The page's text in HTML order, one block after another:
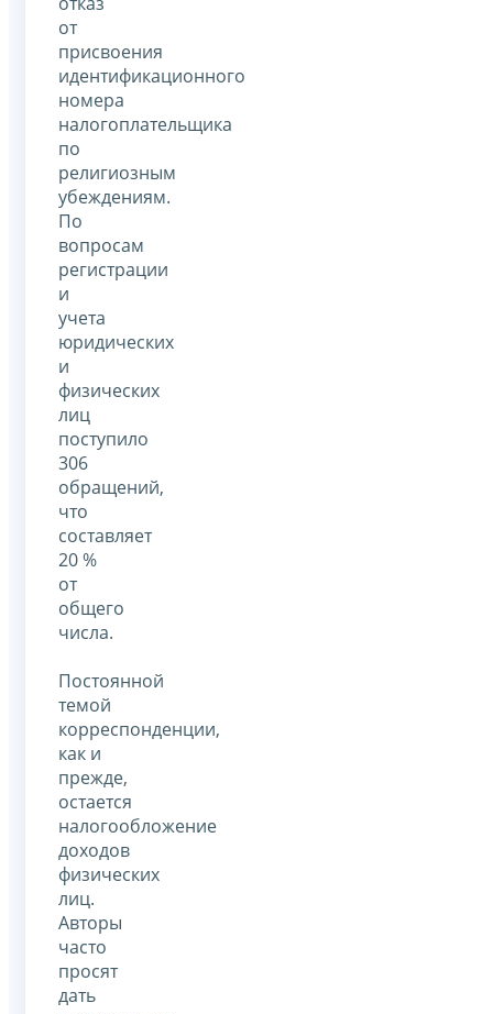
от
присвоения
идентификационного
номера
налогоплательщика
по
религиозным
убеждениям.
По
вопросам
регистрации
и
учета
юридических
и
физических
лиц
поступило
306
обращений,
что
составляет
20 %
от
общего
числа.
Постоянной
темой
корреспонденции,
как и
прежде,
остается
налогообложение
доходов
физических
лиц.
Авторы
часто
просят
дать